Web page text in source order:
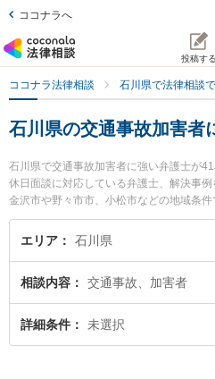
ココナラへ
投稿する
ココナラ法律相談 石川県で法律相談
石川県の交通事故加害者
石川県で交通事故加害者に強い弁護士が
休日面談に対応している弁護士、解決事
金沢市や野々市市、小松市などの地域条
に関係する自動車事故やバイク事故、自
検索もでき便利です。特に金沢たけうち
『石川県で土日や夜間に発生した交通事
に相談したい』『交通事故加害者のトラ
検索したい』『初回相談無料で交通事故
エリア 石川県
相談内容 交通事故、加害者
詳細条件 未選択